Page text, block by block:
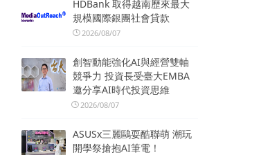
HDBank 取得越南歷來最大
規模國際銀團社會貸款
2026/08/07
創智動能強化AI與經營雙軸
競爭力 投資長受臺大EMBA
邀分享AI時代投資思維
2026/08/07
ASUSx三麗鷗耍酷聯萌 潮玩
開學祭搶抱AI筆電！